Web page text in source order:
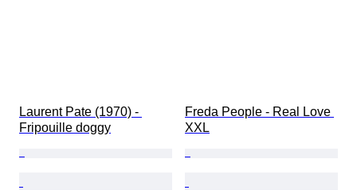
Laurent Pate (1970) -
Fripouille doggy
Freda People - Real Love
XXL